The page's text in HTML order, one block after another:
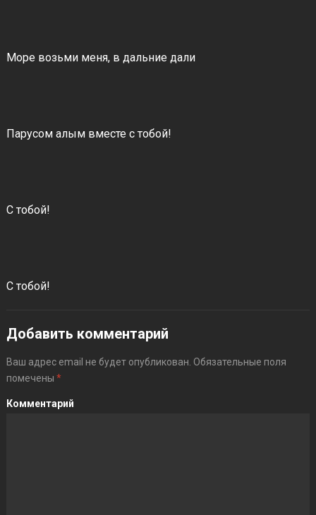
Море возьми меня, в дальние дали
Парусом алым вместе с тобой!
С тобой!
С тобой!
Добавить комментарий
Ваш адрес email не будет опубликован. Обязательные поля
помечены *
Комментарий